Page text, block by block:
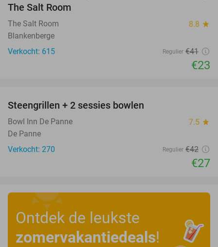
The Salt Room
The Salt Room 8.8 star
Blankenberge
Verkocht: 615
Regulier €41
€23
Steengrillen + 2 sessies bowlen
Bowl Inn De Panne 7.5 star
De Panne
Verkocht: 270
Regulier €42
€27
Ontdek de leukste
zomervakantiedeals!